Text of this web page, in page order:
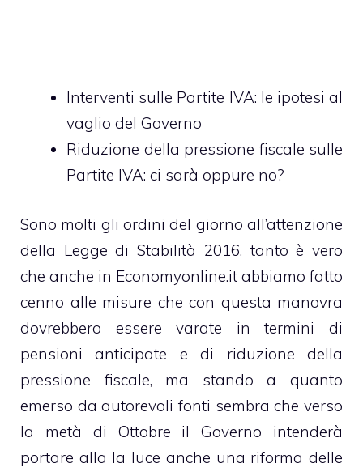
Interventi sulle Partite IVA: le ipotesi al
vaglio del Governo
Riduzione della pressione fiscale sulle
Partite IVA: ci sarà oppure no?
Sono molti gli ordini del giorno all’attenzione
della Legge di Stabilità 2016, tanto è vero
che anche in Economyonline.it abbiamo fatto
cenno alle misure che con questa manovra
dovrebbero essere varate in termini di
pensioni anticipate e di riduzione della
pressione fiscale, ma stando a quanto
emerso da autorevoli fonti sembra che verso
la metà di Ottobre il Governo intenderà
portare alla la luce anche una riforma delle